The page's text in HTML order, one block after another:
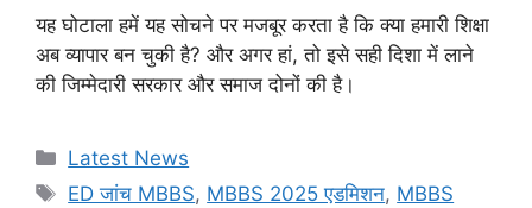
यह घोटाला हमें यह सोचने पर मजबूर करता है कि क्या हमारी शिक्षा
अब व्यापार बन चुकी है? और अगर हां, तो इसे सही दिशा में लाने
की जिम्मेदारी सरकार और समाज दोनों की है।
Categories
Latest News
Tags
ED जांच MBBS, MBBS 2025 एडमिशन, MBBS